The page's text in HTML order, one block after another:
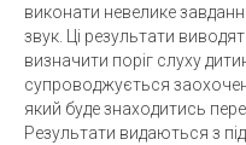
виконати невелике
звук. Ці результати
визначити поріг слуху
супроводжується
який буде знаходитись
Результати видаються з